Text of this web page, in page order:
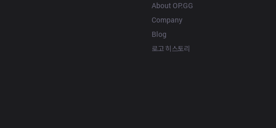
About OP.GG
Company
Blog
로고 히스토리